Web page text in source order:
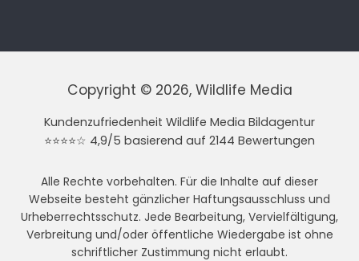
Copyright © 2026, Wildlife Media
Kundenzufriedenheit Wildlife Media Bildagentur
⭐⭐⭐⭐☆ 4,9/5 basierend auf 2144 Bewertungen
Alle Rechte vorbehalten. Für die Inhalte auf dieser
Webseite besteht gänzlicher Haftungsausschluss und
Urheberrechtsschutz. Jede Bearbeitung, Vervielfältigung,
Verbreitung und/oder öffentliche Wiedergabe ist ohne
schriftlicher Zustimmung nicht erlaubt.